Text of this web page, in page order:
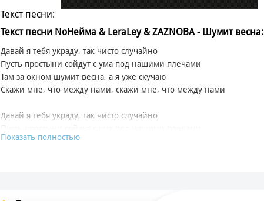
Текст песни:
Текст песни NoНейма & LeraLey & ZAZNOBA - Шумит весна:
Давай я тебя украду, так чисто случайно
Пусть простыни сойдут с ума под нашими плечами
Там за окном шумит весна, а я уже скучаю
Скажи мне, что между нами, скажи мне, что между нами
Давай я тебя украду, так чисто случайно
Там за окном шумит весна, а я уже скучаю
Показать полностью